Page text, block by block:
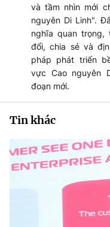
và tầm nhìn mới
nguyên Di Linh".
nghĩa quan trọng,
đổi, chia sẻ và
pháp phát triển
vực Cao nguyên
đoạn mới.
Tin khác